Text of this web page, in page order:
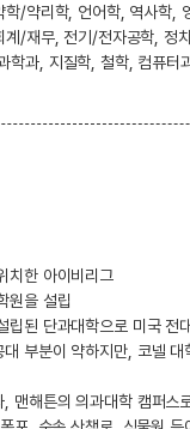
학/약리학, 언어학, 역사학,
계/재무, 전기/전자공학, 정
학과, 지질학, 철학, 컴퓨터
치한 아이비리그
원을 설립
립된 단과대학으로 미국 전
부분이 약하지만, 코넬 대
맨해튼의 의과대학 캠퍼스